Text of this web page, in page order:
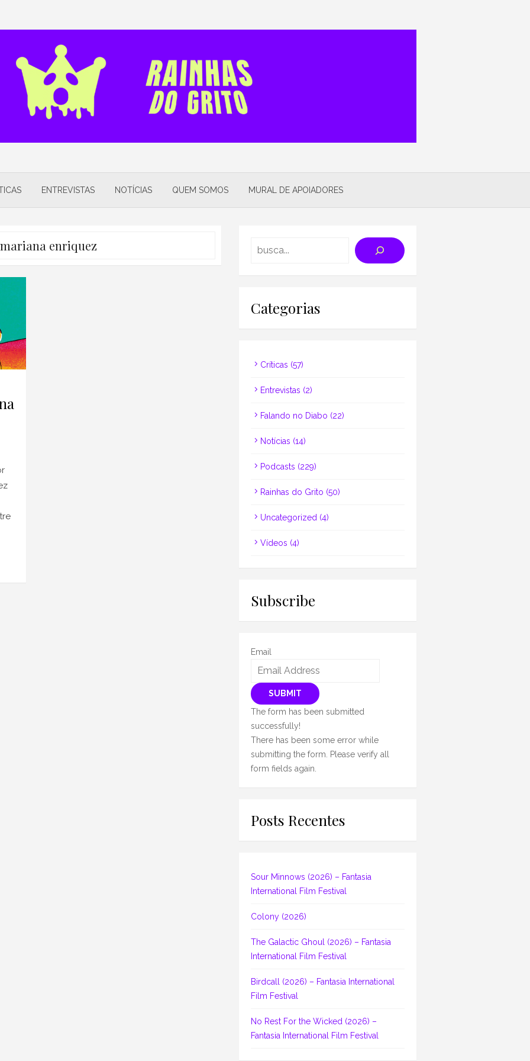
ENTREVISTAS NOTÍCIAS QUEM SOMOS MURAL DE APOIADORES
mariana enriquez
Categorias
Críticas (57)
Entrevistas (2)
Falando no Diabo (22)
Notícias (14)
Podcasts (229)
Rainhas do Grito (50)
Uncategorized (4)
Vídeos (4)
Subscribe
Email
SUBMIT
The form has been submitted
successfully!
There has been some error while
submitting the form. Please verify all
form fields again.
Posts Recentes
Sour Minnows (2026) – Fantasia
International Film Festival
Colony (2026)
The Galactic Ghoul (2026) – Fantasia
International Film Festival
Birdcall (2026) – Fantasia International
Film Festival
No Rest For the Wicked (2026) –
Fantasia International Film Festival